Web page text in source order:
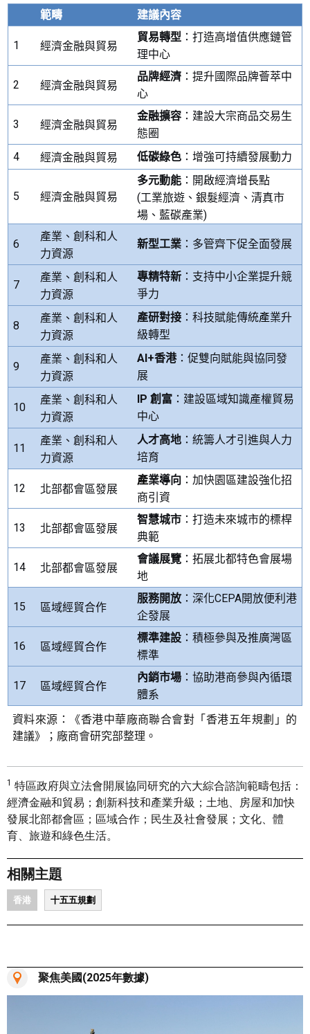
範疇 建議內容
1 經濟金融與貿易
貿易轉型 ：打造高增值供應鏈管
理中心
2 經濟金融與貿易
品牌經濟 ：提升國際品牌薈萃中
心
3 經濟金融與貿易
金融擴容 ：建設大宗商品交易生
態圈
4
經濟金融與貿易 低碳綠色 ：增強可持續發展動力
5 經濟金融與貿易
多元動能 ：開啟經濟增長點
(工業旅遊、銀髮經濟、清真市
場、藍碳產業)
6
產業、創科和人
力資源
新型工業 ：多管齊下促全面發展
7
產業、創科和人
力資源
專精特新 ：支持中小企業提升競
爭力
8
產業、創科和人
力資源
產研對接 ：科技賦能傳統產業升
級轉型
9
產業、創科和人
力資源
AI+香港：促雙向賦能與協同發
展
10
產業、創科和人
力資源
IP 創富 ：建設區域知識產權貿易
中心
11
產業、創科和人
力資源
人才高地 ：統籌人才引進與人力
培育
12 北部都會區發展
產業導向 ：加快園區建設強化招
商引資
13 北部都會區發展
智慧城市 ：打造未來城市的標桿
典範
14 北部都會區發展
會議展覽 ：拓展北都特色會展場
地
15 區域經貿合作
服務開放 ：深化CEPA開放便利港
企發展
16 區域經貿合作
標準建設 ：積極參與及推廣灣區
標準
17 區域經貿合作
內銷市場 ：協助港商參與內循環
體系
資料來源：《香港中華廠商聯合會對「香港五年規劃」的
建議》；廠商會研究部整理。
1 特區政府與立法會開展協同研究的六大綜合諮詢範疇包括：
經濟金融和貿易；創新科技和產業升級；土地、房屋和加快
發展北部都會區；區域合作；民生及社會發展；文化、體
育、旅遊和綠色生活。
相關主題
香港 十五五規劃
聚焦美國(2025年數據)